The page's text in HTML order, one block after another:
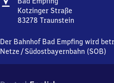
d
Empfing
Kotzinger Straße
83278 Traunstein
d
Empfing,
Der Bahnhof Bad Empfing wird
Netze /Südostbayernbahn (SOB)